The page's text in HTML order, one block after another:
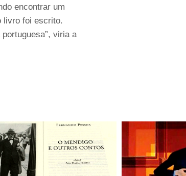
encontrar um
livro foi escrito.
viria a